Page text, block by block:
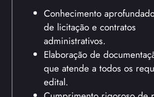
Conhecimento
de licitação e contratos
administrativos.
Elaboração de
que atende a todos os
edital.